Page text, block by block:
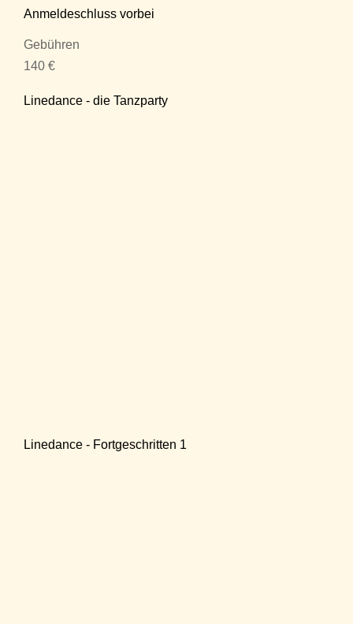
Anmeldeschluss vorbei
Gebühren
140 €
Linedance - die Tanzparty
Linedance - Fortgeschritten 1